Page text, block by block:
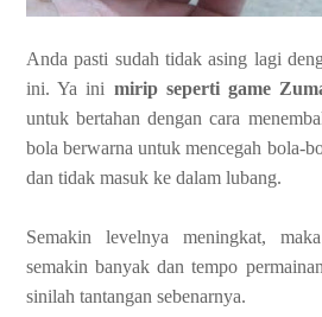
Anda pasti sudah tidak asing lagi
ini. Ya ini mirip seperti game
untuk bertahan dengan cara
bola berwarna untuk mencegah bola-
dan tidak masuk ke dalam lubang.
Semakin levelnya meningkat,
semakin banyak dan tempo
sinilah tantangan sebenarnya.